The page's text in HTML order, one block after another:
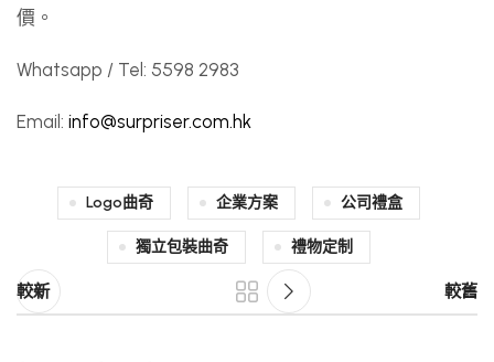
價。
Whatsapp / Tel: 5598 2983
Email: info@surpriser.com.hk
Logo曲奇 企業方案 公司禮盒
獨立包裝曲奇 禮物定制
較新 較舊